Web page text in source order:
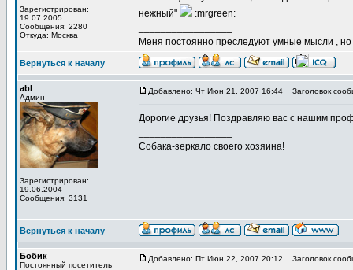
Зарегистрирован:
19.07.2005
Сообщения: 2280
Откуда: Москва
нежный"
:mrgreen:
Меня постоянно преследуют умные мысли ,
Вернуться к началу
abl
Админ
Зарегистрирован:
19.06.2004
Сообщения: 3131
Добавлено: Чт Июн 21, 2007 16:44 Заголовок
Дорогие друзья! Поздравляю вас с нашим
Собака-зеркало своего хозяина!
Вернуться к началу
Бобик
Постоянный посетитель
Добавлено: Пт Июн 22, 2007 20:12 Заголовок